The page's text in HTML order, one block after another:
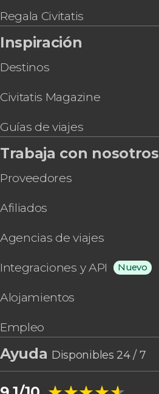
Regala Civitatis
Inspiración
Destinos
Civitatis Magazine
Guías de viajes
Trabaja con nosotros
Proveedores
Afiliados
Agencias de viajes
Integraciones y API Nuevo
Alojamientos
Empleo
Ayuda Disponibles 24 / 7